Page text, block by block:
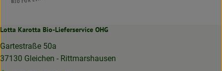
Lotta Karotta Bio-Lieferservice OHG
Gartestraße 50a
37130 Gleichen - Rittmarshausen